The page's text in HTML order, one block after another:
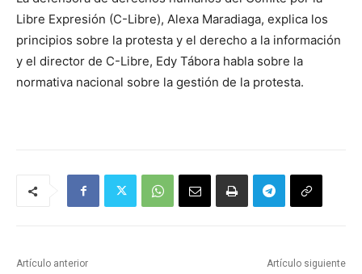
Libre Expresión (C-Libre), Alexa Maradiaga, explica los
principios sobre la protesta y el derecho a la información
y el director de C-Libre, Edy Tábora habla sobre la
normativa nacional sobre la gestión de la protesta.
Artículo anterior Artículo siguiente